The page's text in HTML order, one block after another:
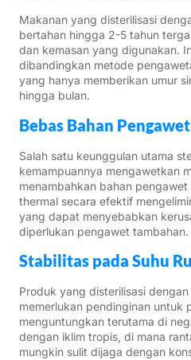
Makanan yang disterilisasi
bertahan hingga 2-5 tahun
dan kemasan yang digunakan.
dibandingkan metode
yang hanya memberikan umur
hingga bulan.
Bebas Bahan
Salah satu keunggulan utama
kemampuannya mengawetkan
menambahkan bahan pengawet
thermal secara efektif
yang dapat menyebabkan
diperlukan pengawet tambahan.
Stabilitas pada Suhu
Produk yang disterilisasi
memerlukan pendinginan untuk
menguntungkan terutama di
dengan iklim tropis, di mana
mungkin sulit dijaga dengan